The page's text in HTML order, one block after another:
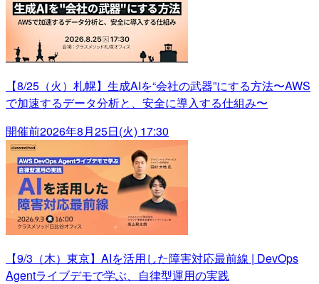
【8/25（火）札幌】生成AIを“会社の武器”にする方法〜AWS
で加速するデータ分析と、安全に導入する仕組み〜
開催前2026年8月25日(火) 17:30
【9/3（木）東京】AIを活用した障害対応最前線 | DevOps
Agentライブデモで学ぶ、自律型運用の実践